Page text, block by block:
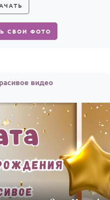
СВОИ ФОТО
видео